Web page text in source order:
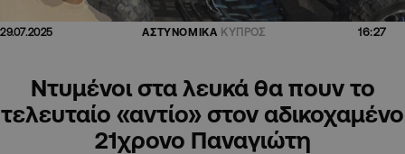
29.07.2025 ΑΣΤΥΝΟΜΙΚΑ ΚΥΠΡΟΣ 16:27
Ντυμένοι στα λευκά θα πουν το
τελευταίο «αντίο» στον αδικοχαμένο
21χρονο Παναγιώτη